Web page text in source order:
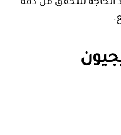
الحاجة للتحقق من دقة